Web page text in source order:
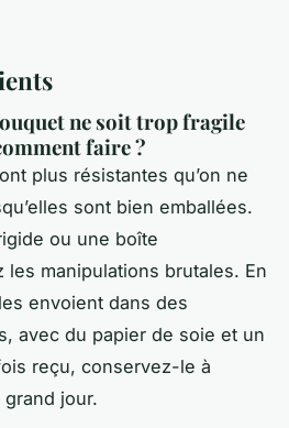
ne soit trop fragile
faire ?
plus résistantes qu’on ne
sont bien emballées.
ou une boîte
manipulations brutales. En
envoient dans des
avec du papier de soie et un
reçu, conservez-le à
grand jour.